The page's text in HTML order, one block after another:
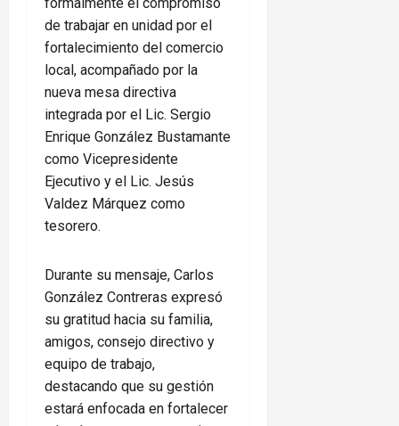
de trabajar en unidad por el
fortalecimiento del comercio
local, acompañado por la
nueva mesa directiva
integrada por el Lic. Sergio
Enrique González Bustamante
como Vicepresidente
Ejecutivo y el Lic. Jesús
Valdez Márquez como
tesorero.
Durante su mensaje, Carlos
González Contreras expresó
su gratitud hacia su familia,
amigos, consejo directivo y
equipo de trabajo,
destacando que su gestión
estará enfocada en fortalecer